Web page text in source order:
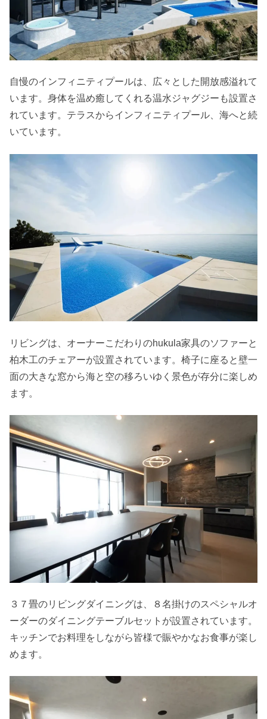
自慢のインフィニティプールは、広々とした開放感溢れて
います。身体を温め癒してくれる温水ジャグジーも設置さ
れています。テラスからインフィニティプール、海へと続
いています。
リビングは、オーナーこだわりのhukula家具のソファーと
柏木工のチェアーが設置されています。椅子に座ると壁一
面の大きな窓から海と空の移ろいゆく景色が存分に楽しめ
ます。
３７畳のリビングダイニングは、８名掛けのスペシャルオ
ーダーのダイニングテーブルセットが設置されています。
キッチンでお料理をしながら皆様で賑やかなお食事が楽し
めます。